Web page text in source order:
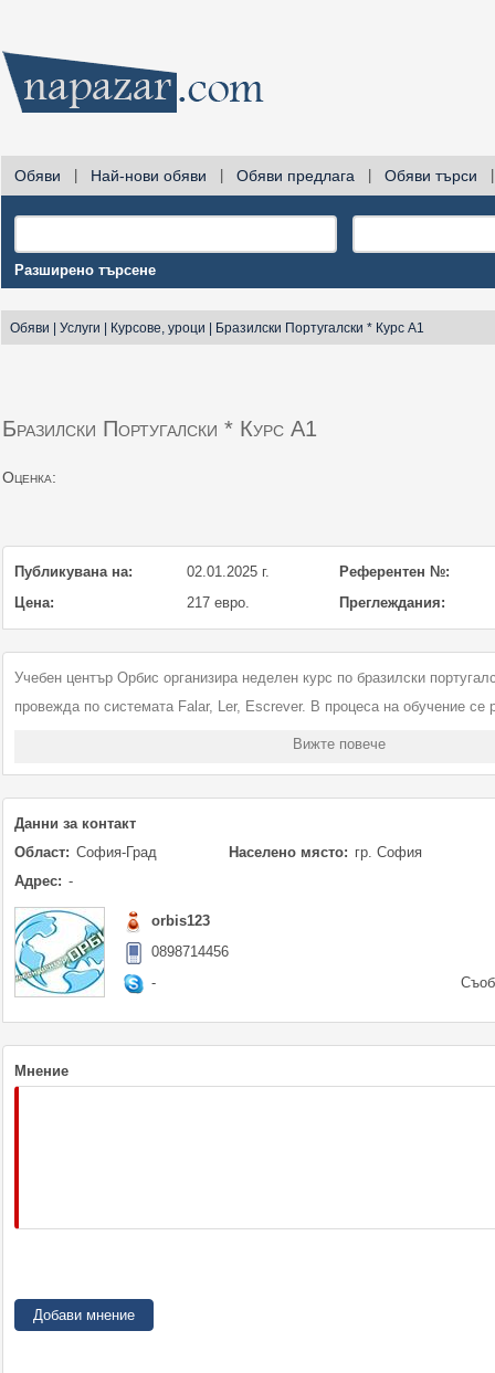
Обяви Най-нови обяви Обяви предлага Обяви търси
Разширено търсене
Обяви Услуги Курсове, уроци Бразилски Португалски * Курс А1
Бразилски Португалски * Курс А1
Оценка:
Публикувана на: 02.01.2025 г.
Референтен №:
Цена:
217 евро. Преглеждания:
Учебен център Орбис организира неделен курс по бразилски
провежда по системата Falar, Ler, Escrever. В процеса на обучение се
умения – четене, писане, слушане, говорене. Продължителност 50
Обучението се води от квалифицирани преподаватели с опит.
Предлагаме също и индивидуално обучение.
Допълнителна информация и записване:
Учебен център "Орбис"
Вижте повече
Данни за контакт
Област: София-Град Населено място: гр. София
Адрес: -
orbis123
0898714456
-
Мнение